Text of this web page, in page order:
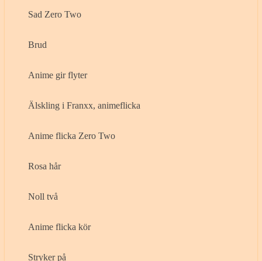
Sad Zero Two
Brud
Anime gir flyter
Älskling i Franxx, animeflicka
Anime flicka Zero Two
Rosa hår
Noll två
Anime flicka kör
Stryker på